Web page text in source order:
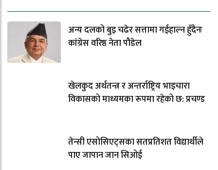
अन्य दलको बुइ चढेर सत्तामा गईहाल्न हुँदैनः
कांग्रेस वरिष्ठ नेता पौडेल
खेलकुद अर्थतन्त्र र अन्तर्राष्ट्रिय भाइचारा
विकासको माध्यमका रूपमा रहेको छ: प्रचण्ड
तेन्सी एसोसिएट्सका सतप्रतिशत विद्यार्थीले
पाए जापान जान सिओई